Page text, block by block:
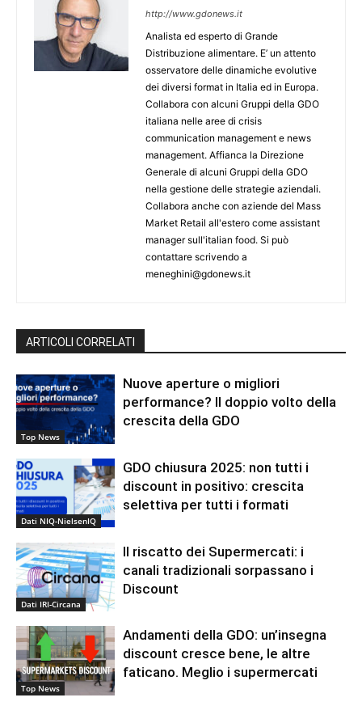
http://www.gdonews.it
Analista ed esperto di Grande
Distribuzione alimentare. E’ un attento
osservatore delle dinamiche evolutive
dei diversi format in Italia ed in Europa.
Collabora con alcuni Gruppi della GDO
italiana nelle aree di crisis
communication management e news
management. Affianca la Direzione
Generale di alcuni Gruppi della GDO
nella gestione delle strategie aziendali.
Collabora anche con aziende del Mass
Market Retail all'estero come assistant
manager sull'italian food. Si può
contattare scrivendo a
meneghini@gdonews.it
ARTICOLI CORRELATI
Top News
Nuove aperture o migliori
performance? Il doppio volto della
crescita della GDO
Dati NIQ-NielsenIQ
GDO chiusura 2025: non tutti i
discount in positivo: crescita
selettiva per tutti i formati
Dati IRI-Circana
Il riscatto dei Supermercati: i
canali tradizionali sorpassano i
Discount
Top News
Andamenti della GDO: un’insegna
discount cresce bene, le altre
faticano. Meglio i supermercati